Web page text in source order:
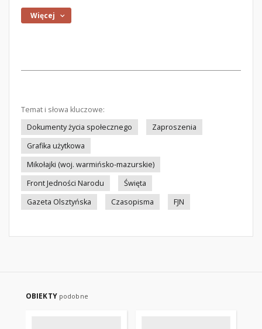
Więcej
Temat i słowa kluczowe:
Dokumenty życia społecznego
Zaproszenia
Grafika użytkowa
Mikołajki (woj. warmińsko-mazurskie)
Front Jedności Narodu
Święta
Gazeta Olsztyńska
Czasopisma FJN
OBIEKTY podobne